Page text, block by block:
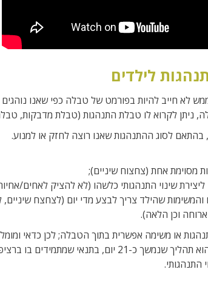
לילדים
לא חייב להיות בפורמט של טבלה כפי שאנו נוהגים
ניתן לקרוא לו טבלת התנהגות (טבלת מדבקות,
בהתאם לסוג ההתנהגות שאנו רוצה לחזק או למנוע.
מסוימת אחת (צחצוח שיניים);
שינוי התנהגותי כלשהו (לא להציק לאחים/
שהילד צריך לבצע מדי יום (לצחצח שיניים,
וכן הלאה).
או משימה אפשרית בתוך הטבלה; לכן כדאי
התנהגותי.